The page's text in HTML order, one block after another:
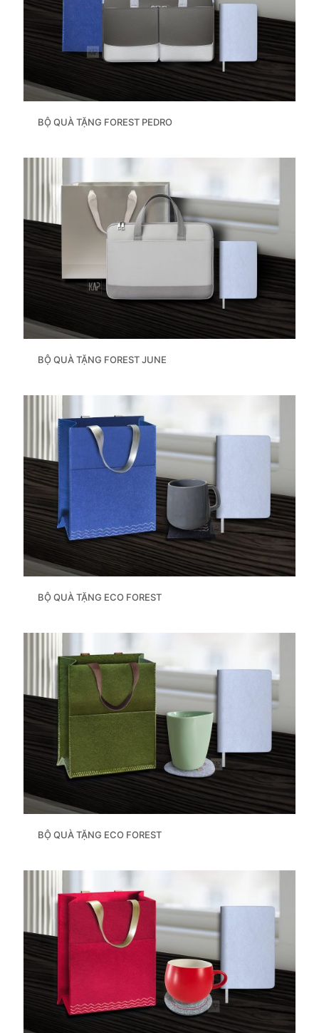
BỘ QUÀ TẶNG FOREST PEDRO
BỘ QUÀ TẶNG FOREST JUNE
BỘ QUÀ TẶNG ECO FOREST
BỘ QUÀ TẶNG ECO FOREST